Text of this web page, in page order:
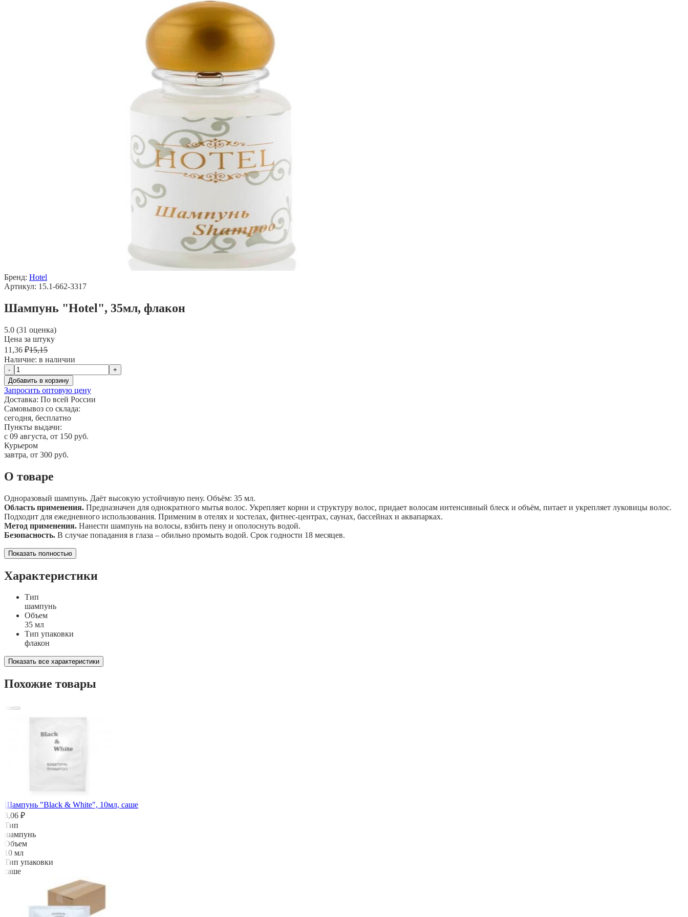
Бренд: Hotel
Артикул: 15.1-662-3317
Шампунь "Hotel", 35мл, флакон
5.0 (31 оценка)
Цена за штуку
11,36 ₽15,15
Наличие: в наличии
-
+
Добавить в корзину
Запросить оптовую цену
Доставка: По всей России
Самовывоз со склада:
сегодня, бесплатно
Пункты выдачи:
c 09 августа, от 150 руб.
Курьером
завтра, от 300 руб.
О товаре
Одноразовый шампунь. Даёт высокую устойчивую пену. Объём: 35 мл.
Область применения. Предназначен для однократного мытья волос. Укрепляет корни и структуру волос, придает волосам интенсивный блеск и объём, питает и укрепляет луковицы волос.
Подходит для ежедневного использования. Применим в отелях и хостелах, фитнес-центрах, саунах, бассейнах и аквапарках.
Метод применения. Нанести шампунь на волосы, взбить пену и ополоснуть водой.
Безопасность. В случае попадания в глаза – обильно промыть водой. Срок годности 18 месяцев.
Показать полностью
Характеристики
Тип
шампунь
Объем
35 мл
Тип упаковки
флакон
Показать все характеристики
Похожие товары
Шампунь "Black & White", 10мл, саше
3,06 ₽
Тип
шампунь
Объем
10 мл
Тип упаковки
саше